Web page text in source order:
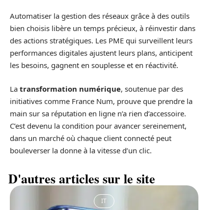
Automatiser la gestion des réseaux grâce à des outils
bien choisis libère un temps précieux, à réinvestir dans
des actions stratégiques. Les PME qui surveillent leurs
performances digitales ajustent leurs plans, anticipent
les besoins, gagnent en souplesse et en réactivité.
La transformation numérique, soutenue par des
initiatives comme France Num, prouve que prendre la
main sur sa réputation en ligne n’a rien d’accessoire.
C’est devenu la condition pour avancer sereinement,
dans un marché où chaque client connecté peut
bouleverser la donne à la vitesse d’un clic.
D'autres articles sur le site
IT